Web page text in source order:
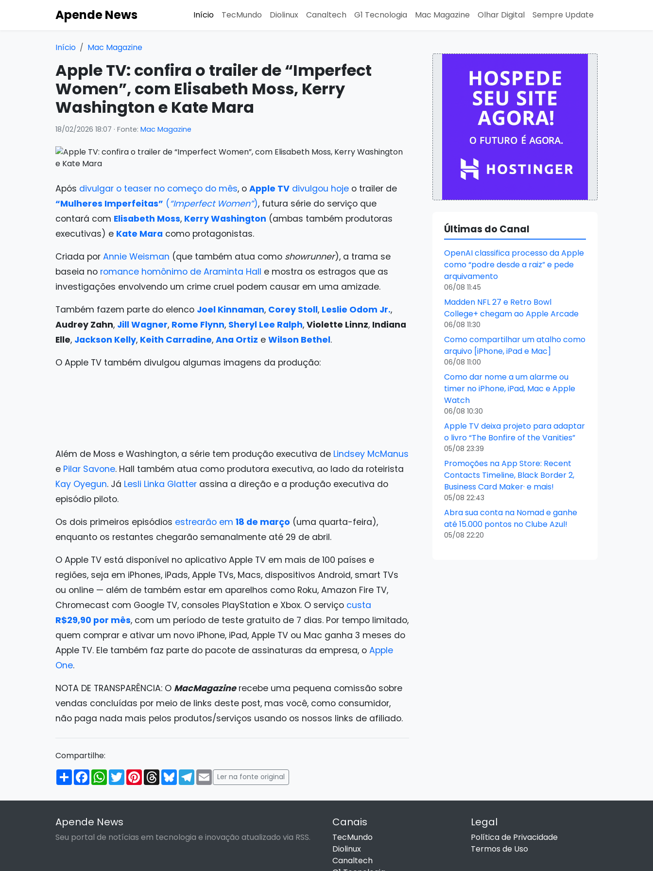
Apende News Início TecMundo Diolinux Canaltech G1 Tecnologia Mac Magazine Olhar Digital Sempre Update
Início Mac Magazine
Apple TV: confira o trailer de “Imperfect
Women”, com Elisabeth Moss, Kerry
Washington e Kate Mara
18/02/2026 18:07 · Fonte: Mac Magazine
Após divulgar o teaser no começo do mês, o Apple TV divulgou hoje o trailer de
“Mulheres Imperfeitas” (“Imperfect Women”), futura série do serviço que
contará com Elisabeth Moss, Kerry Washington (ambas também produtoras
executivas) e Kate Mara como protagonistas.
Criada por Annie Weisman (que também atua como showrunner), a trama se
baseia no romance homônimo de Araminta Hall e mostra os estragos que as
investigações envolvendo um crime cruel podem causar em uma amizade.
Também fazem parte do elenco Joel Kinnaman, Corey Stoll, Leslie Odom Jr.,
Audrey Zahn, Jill Wagner, Rome Flynn, Sheryl Lee Ralph, Violette Linnz, Indiana
Elle, Jackson Kelly, Keith Carradine, Ana Ortiz e Wilson Bethel.
O Apple TV também divulgou algumas imagens da produção:
Além de Moss e Washington, a série tem produção executiva de Lindsey McManus
e Pilar Savone. Hall também atua como produtora executiva, ao lado da roteirista
Kay Oyegun. Já Lesli Linka Glatter assina a direção e a produção executiva do
episódio piloto.
Os dois primeiros episódios estrearão em 18 de março (uma quarta-feira),
enquanto os restantes chegarão semanalmente até 29 de abril.
O Apple TV está disponível no aplicativo Apple TV em mais de 100 países e
regiões, seja em iPhones, iPads, Apple TVs, Macs, dispositivos Android, smart TVs
ou online — além de também estar em aparelhos como Roku, Amazon Fire TV,
Chromecast com Google TV, consoles PlayStation e Xbox. O serviço custa
R$29,90 por mês, com um período de teste gratuito de 7 dias. Por tempo limitado,
quem comprar e ativar um novo iPhone, iPad, Apple TV ou Mac ganha 3 meses do
Apple TV. Ele também faz parte do pacote de assinaturas da empresa, o Apple
One.
NOTA DE TRANSPARÊNCIA: O MacMagazinerecebe uma pequena comissão sobre
vendas concluídas por meio de links deste post, mas você, como consumidor,
não paga nada mais pelos produtos/serviços usando os nossos links de afiliado.
Compartilhe:
Compartilhar
FacebookWhatsApp
TwitterPinterestThreadsBlueskyTelegram
Email
Ler na fonte original
Últimas do Canal
OpenAI classifica processo da Apple
como “podre desde a raiz” e pede
arquivamento
06/08 11:45
Madden NFL 27 e Retro Bowl
College+ chegam ao Apple Arcade
06/08 11:30
Como compartilhar um atalho como
arquivo [iPhone, iPad e Mac]
06/08 11:00
Como dar nome a um alarme ou
timer no iPhone, iPad, Mac e Apple
Watch
06/08 10:30
Apple TV deixa projeto para adaptar
o livro “The Bonfire of the Vanities”
05/08 23:39
Promoções na App Store: Recent
Contacts Timeline, Black Border 2,
Business Card Maker· e mais!
05/08 22:43
Abra sua conta na Nomad e ganhe
até 15.000 pontos no Clube Azul!
05/08 22:20
Apende News
Seu portal de notícias em tecnologia e inovação atualizado via RSS.
Canais
TecMundo
Diolinux
Canaltech
Legal
Política de Privacidade
Termos de Uso